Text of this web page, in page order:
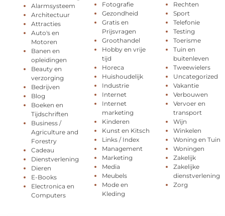
Alarmsysteem
Architectuur
Attracties
Auto's en
Motoren
Banen en
opleidingen
Beauty en
verzorging
Bedrijven
Blog
Boeken en
Tijdschriften
Business /
Agriculture and
Forestry
Cadeau
Dienstverlening
Dieren
E-Books
Electronica en
Computers
Fotografie
Gezondheid
Gratis en
Prijsvragen
Groothandel
Hobby en vrije
tijd
Horeca
Huishoudelijk
Industrie
Internet
Internet
marketing
Kinderen
Kunst en Kitsch
Links / Index
Management
Marketing
Media
Meubels
Mode en
Kleding
Rechten
Sport
Telefonie
Testing
Toerisme
Tuin en
buitenleven
Tweewielers
Uncategorized
Vakantie
Verbouwen
Vervoer en
transport
Wijn
Winkelen
Woning en Tuin
Woningen
Zakelijk
Zakelijke
dienstverlening
Zorg